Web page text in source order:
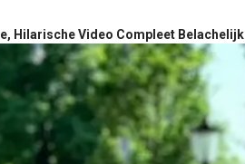
Hilarische Video Compleet Belachelijk